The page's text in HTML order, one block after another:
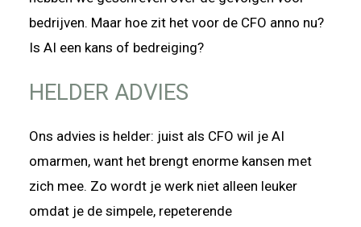
bedrijven. Maar hoe zit het voor de CFO anno nu?
Is AI een kans of bedreiging?
HELDER ADVIES
Ons advies is helder: juist als CFO wil je AI
omarmen, want het brengt enorme kansen met
zich mee. Zo wordt je werk niet alleen leuker
omdat je de simpele, repeterende